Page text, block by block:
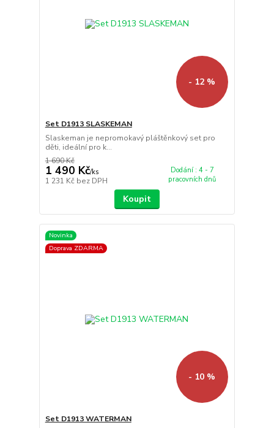
- 12 %
Set D1913 SLASKEMAN
Slaskeman je nepromokavý pláštěnkový set pro
děti, ideální pro k...
1 690 Kč
1 490 Kč/ks
1 231 Kč bez DPH
Dodání : 4 - 7
pracovních dnů
Koupit
Novinka
Doprava ZDARMA
- 10 %
Set D1913 WATERMAN